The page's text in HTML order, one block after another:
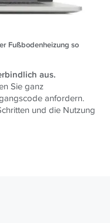
Fußbodenheizung so
aus.
Sie ganz
anfordern.
und die Nutzung